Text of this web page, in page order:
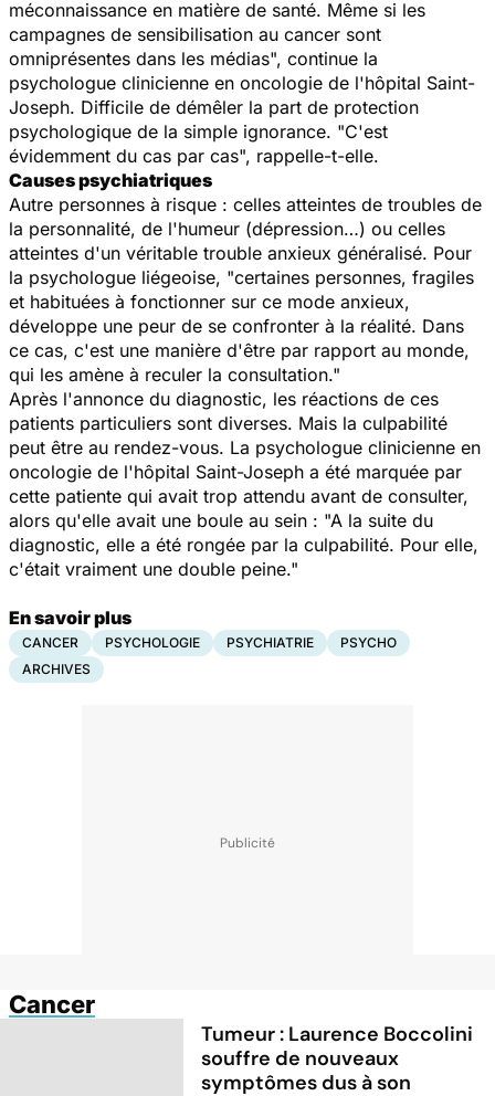
méconnaissance en matière de santé. Même si les
campagnes de sensibilisation au cancer sont
omniprésentes dans les médias", continue la
psychologue clinicienne en oncologie de l'hôpital Saint-
Joseph. Difficile de démêler la part de protection
psychologique de la simple ignorance. "C'est
évidemment du cas par cas", rappelle-t-elle.
Causes psychiatriques
Autre personnes à risque : celles atteintes de troubles de
la personnalité, de l'humeur (dépression…) ou celles
atteintes d'un véritable trouble anxieux généralisé. Pour
la psychologue liégeoise, "certaines personnes, fragiles
et habituées à fonctionner sur ce mode anxieux,
développe une peur de se confronter à la réalité. Dans
ce cas, c'est une manière d'être par rapport au monde,
qui les amène à reculer la consultation."
Après l'annonce du diagnostic, les réactions de ces
patients particuliers sont diverses. Mais la culpabilité
peut être au rendez-vous. La psychologue clinicienne en
oncologie de l'hôpital Saint-Joseph a été marquée par
cette patiente qui avait trop attendu avant de consulter,
alors qu'elle avait une boule au sein : "A la suite du
diagnostic, elle a été rongée par la culpabilité. Pour elle,
c'était vraiment une double peine."
En savoir plus
CANCER PSYCHOLOGIE PSYCHIATRIE
PSYCHO
ARCHIVES
Cancer
Tumeur : Laurence Boccolini
souffre de nouveaux
symptômes dus à son